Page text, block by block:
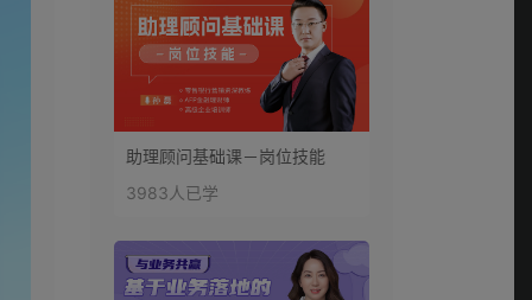
助理顾问基础课－岗位技能
3983人已学